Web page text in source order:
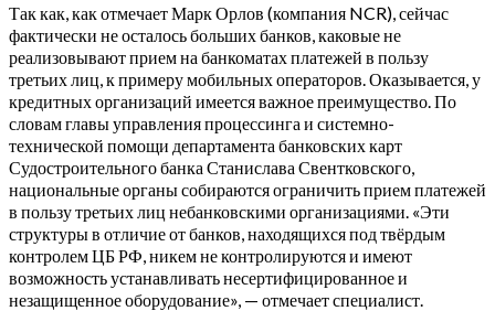
Так как, как отмечает Марк Орлов (компания NCR), сейчас
фактически не осталось больших банков, каковые не
реализовывают прием на банкоматах платежей в пользу
третьих лиц, к примеру мобильных операторов. Оказывается, у
кредитных организаций имеется важное преимущество. По
словам главы управления процессинга и системно-
технической помощи департамента банковских карт
Судостроительного банка Станислава Свентковского,
национальные органы собираются ограничить прием платежей
в пользу третьих лиц небанковскими организациями. «Эти
структуры в отличие от банков, находящихся под твёрдым
контролем ЦБ РФ, никем не контролируются и имеют
возможность устанавливать несертифицированное и
незащищенное оборудование», — отмечает специалист.